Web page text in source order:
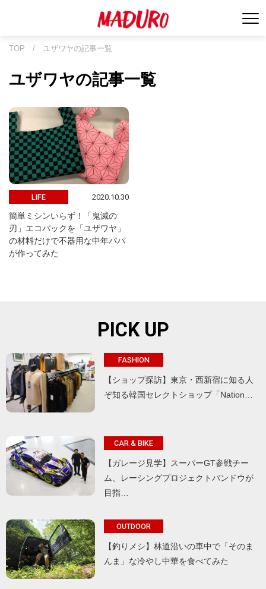
TOP / ユザワヤの記事一覧
ユザワヤの記事一覧
LIFE 2020.10.30
簡単ミシンいらず！「鬼滅の
刃」エコバックを「ユザワヤ」
の材料だけで不器用な中年パパ
が作ってみた
PICK UP
FASHION
【ショップ探訪】東京・西新宿に知る人
ぞ知る韓国セレクトショップ「Nation…
CAR & BIKE
【ガレージ見学】スーパーGT参戦チー
ム、レーシングプロジェクトバンドウが
目指…
OUTDOOR
【釣りメシ】林道沿いの車中で「そのま
んま」な冷やし中華を食べてみた